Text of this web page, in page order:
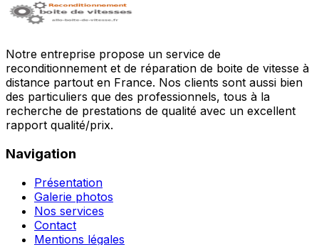
Notre entreprise propose un service de
reconditionnement et de réparation de boite de vitesse à
distance partout en France. Nos clients sont aussi bien
des particuliers que des professionnels, tous à la
recherche de prestations de qualité avec un excellent
rapport qualité/prix.
Navigation
Présentation
Galerie photos
Nos services
Contact
Mentions légales